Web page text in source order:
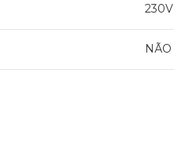
230V
NÃO